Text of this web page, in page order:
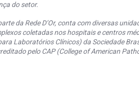
do setor.
da Rede D’Or, conta com diversas
coletadas nos hospitais e centros
Laboratórios Clínicos) da Sociedade
pelo CAP (College of American